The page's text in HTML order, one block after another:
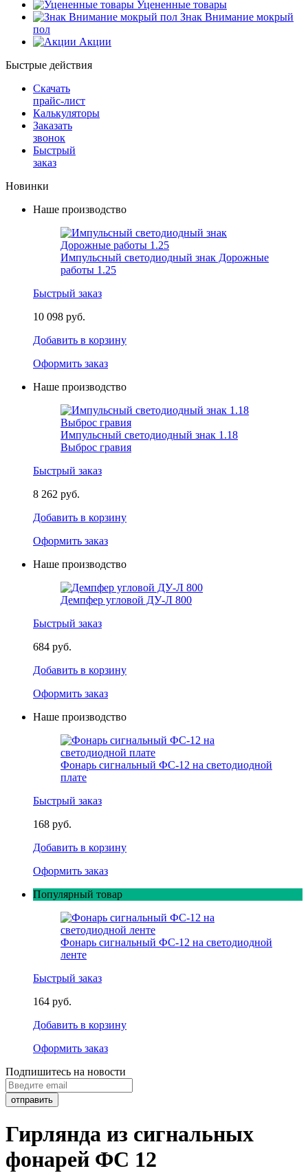
Уцененные товары
Знак Внимание мокрый
пол
Акции
Быстрые действия
Скачать
прайс-лист
Калькуляторы
Заказать
звонок
Быстрый
заказ
Новинки
Наше производство
Импульсный светодиодный знак Дорожные
работы 1.25
Быстрый заказ
10 098 руб.
Добавить в корзину
Оформить заказ
Наше производство
Импульсный светодиодный знак 1.18
Выброс гравия
Быстрый заказ
8 262 руб.
Добавить в корзину
Оформить заказ
Наше производство
Демпфер угловой ДУ-Л 800
Быстрый заказ
684 руб.
Добавить в корзину
Оформить заказ
Наше производство
Фонарь сигнальный ФС-12 на светодиодной
плате
Быстрый заказ
168 руб.
Добавить в корзину
Оформить заказ
Популярный товар
Фонарь сигнальный ФС-12 на светодиодной
ленте
Быстрый заказ
164 руб.
Добавить в корзину
Оформить заказ
Подпишитесь на новости
Гирлянда из сигнальных
фонарей ФС 12